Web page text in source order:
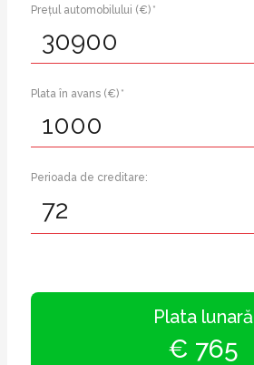
Prețul automobilului (€) *
Plata în avans (€) *
Perioada de creditare:
Plata lunară
€ 765